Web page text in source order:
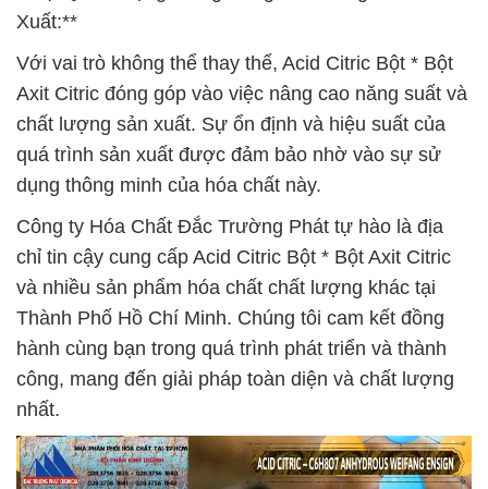
Xuất:**
Với vai trò không thể thay thế, Acid Citric Bột * Bột
Axit Citric đóng góp vào việc nâng cao năng suất và
chất lượng sản xuất. Sự ổn định và hiệu suất của
quá trình sản xuất được đảm bảo nhờ vào sự sử
dụng thông minh của hóa chất này.
Công ty Hóa Chất Đắc Trường Phát tự hào là địa
chỉ tin cậy cung cấp Acid Citric Bột * Bột Axit Citric
và nhiều sản phẩm hóa chất chất lượng khác tại
Thành Phố Hồ Chí Minh. Chúng tôi cam kết đồng
hành cùng bạn trong quá trình phát triển và thành
công, mang đến giải pháp toàn diện và chất lượng
nhất.